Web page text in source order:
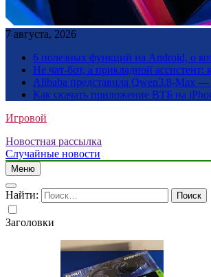
7 августа, 2026
6 полезных функций на Android, о
Не чат-бот, а прикладной
Alibaba представила Qwen3.8-Max
Как скачать приложение ВТБ на
Игровой
Новостная рассылка
Случайные новости
Меню
Найти:
Заголовки